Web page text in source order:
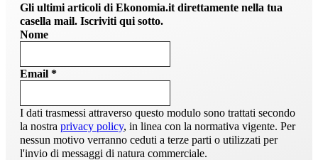
Gli ultimi articoli di Ekonomia.it direttamente nella tua
casella mail. Iscriviti qui sotto.
Nome
Email *
I dati trasmessi attraverso questo modulo sono trattati secondo
la nostra privacy policy, in linea con la normativa vigente. Per
nessun motivo verranno ceduti a terze parti o utilizzati per
l'invio di messaggi di natura commerciale.